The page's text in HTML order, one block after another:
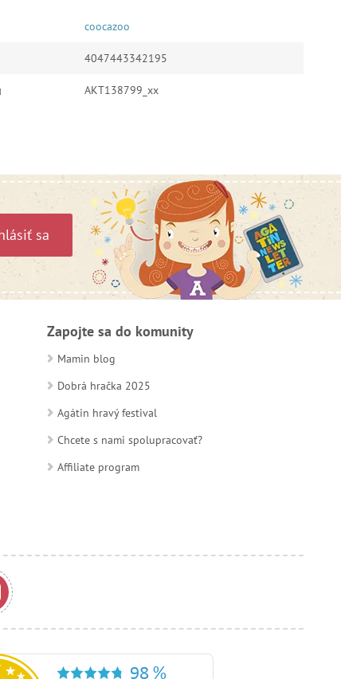
coocazoo
4047443342195
AKT138799_xx
sa
Zapojte sa do komunity
Mamin blog
Dobrá hračka 2025
Agátin hravý festival
Chcete s nami spolupracovať?
Affiliate program